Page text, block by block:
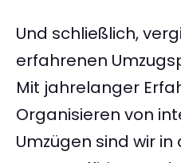
Und schließlich,
erfahrenen
Mit jahrelanger
Organisieren von
Umzügen sind wir